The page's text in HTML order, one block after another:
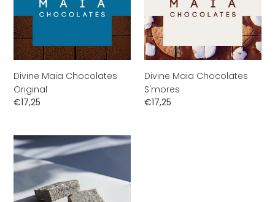
Divine Maia Chocolates
Original
Normale
€17,25
Divine Maia Chocolates
S'mores
Normale
€17,25
Divine
Maia
Chocolates
Sesame